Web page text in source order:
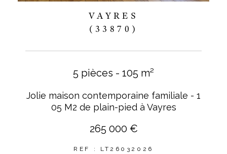
VAYRES
(33870)
5 pièces - 105 m²
Jolie maison contemporaine familiale - 1
05 M2 de plain-pied à Vayres
265 000 €
REF : LT26032026